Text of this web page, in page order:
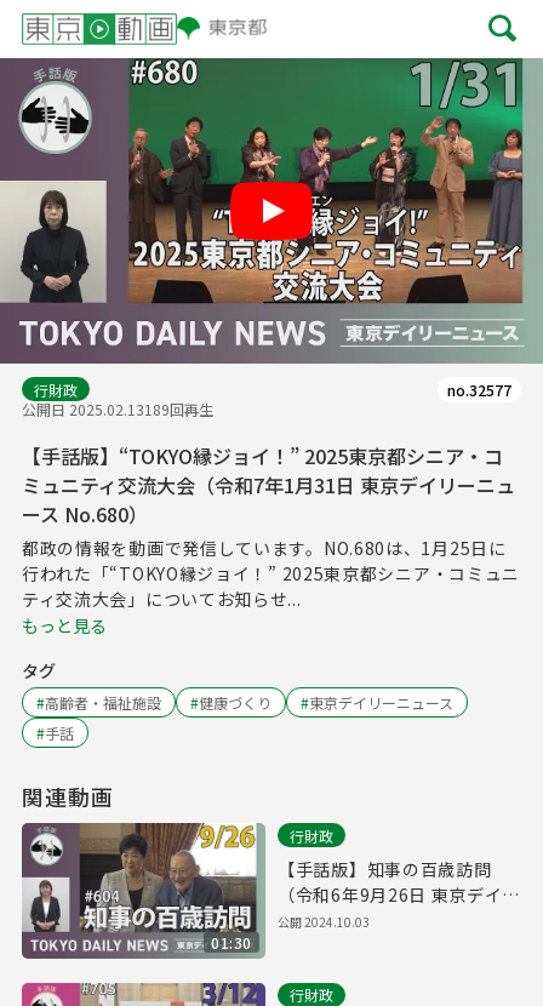
行財政
公開日 2025.02.13189回再生
no.32577
【手話版】“TOKYO縁ジョイ！” 2025東京都シニア・コ
ミュニティ交流大会（令和7年1月31日 東京デイリーニュ
ース No.680）
都政の情報を動画で発信しています。NO.680は、1月25日に
行われた「“TOKYO縁ジョイ！” 2025東京都シニア・コミュニ
ティ交流大会」についてお知らせ...
もっと見る
タグ
#高齢者・福祉施設 #健康づくり #東京デイリーニュース
#手話
関連動画
01:30
行財政
【手話版】知事の百歳訪問
（令和6年9月26日 東京デイリ
ーニュース No.604）
公開2024.10.03
行財政